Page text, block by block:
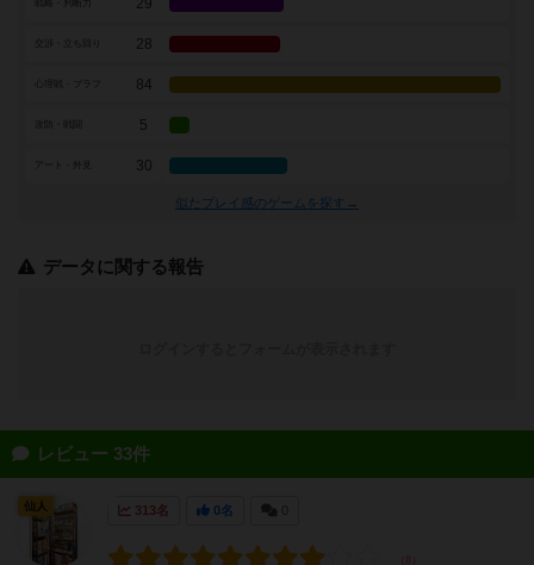
戦略・判断力 29
28
84
5
アート・外見 30
似たプレイ感のゲームを探す→
データに関する報告
レビュー 33件
313名 0名
仙人